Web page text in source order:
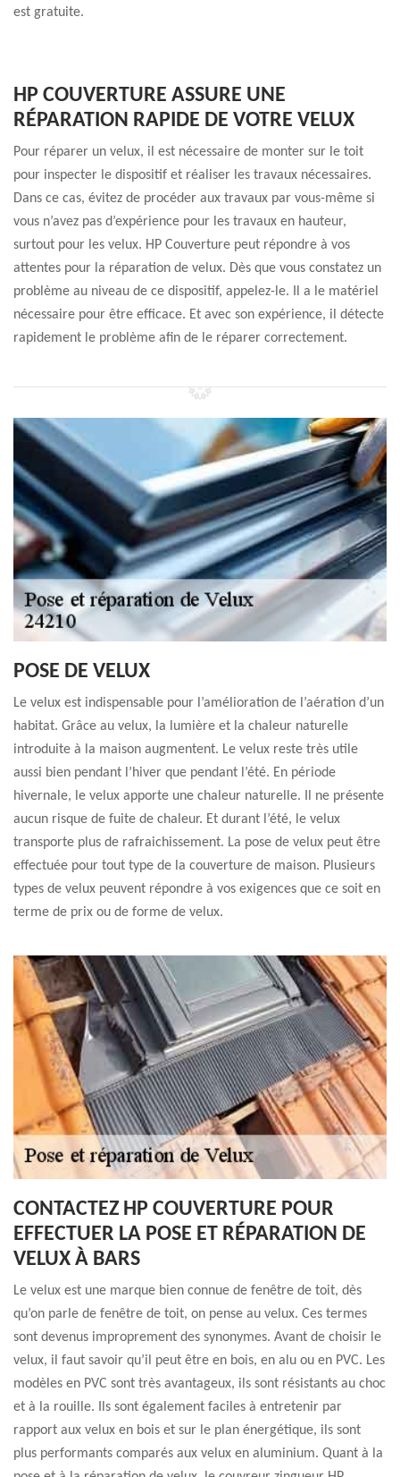
est gratuite.
HP COUVERTURE ASSURE UNE
RÉPARATION RAPIDE DE VOTRE VELUX
Pour réparer un velux, il est nécessaire de monter sur le toit
pour inspecter le dispositif et réaliser les travaux nécessaires.
Dans ce cas, évitez de procéder aux travaux par vous-même si
vous n’avez pas d’expérience pour les travaux en hauteur,
surtout pour les velux. HP Couverture peut répondre à vos
attentes pour la réparation de velux. Dès que vous constatez un
problème au niveau de ce dispositif, appelez-le. Il a le matériel
nécessaire pour être efficace. Et avec son expérience, il détecte
rapidement le problème afin de le réparer correctement.
POSE DE VELUX
Le velux est indispensable pour l’amélioration de l’aération d’un
habitat. Grâce au velux, la lumière et la chaleur naturelle
introduite à la maison augmentent. Le velux reste très utile
aussi bien pendant l’hiver que pendant l’été. En période
hivernale, le velux apporte une chaleur naturelle. Il ne présente
aucun risque de fuite de chaleur. Et durant l’été, le velux
transporte plus de rafraichissement. La pose de velux peut être
effectuée pour tout type de la couverture de maison. Plusieurs
types de velux peuvent répondre à vos exigences que ce soit en
terme de prix ou de forme de velux.
CONTACTEZ HP COUVERTURE POUR
EFFECTUER LA POSE ET RÉPARATION DE
VELUX À BARS
Le velux est une marque bien connue de fenêtre de toit, dès
qu’on parle de fenêtre de toit, on pense au velux. Ces termes
sont devenus improprement des synonymes. Avant de choisir le
velux, il faut savoir qu’il peut être en bois, en alu ou en PVC. Les
modèles en PVC sont très avantageux, ils sont résistants au choc
et à la rouille. Ils sont également faciles à entretenir par
rapport aux velux en bois et sur le plan énergétique, ils sont
plus performants comparés aux velux en aluminium. Quant à la